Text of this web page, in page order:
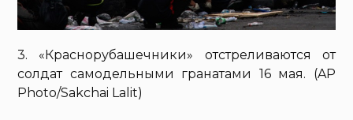
3. «Краснорубашечники» отстреливаются от
солдат самодельными гранатами 16 мая. (AP
Photo/Sakchai Lalit)